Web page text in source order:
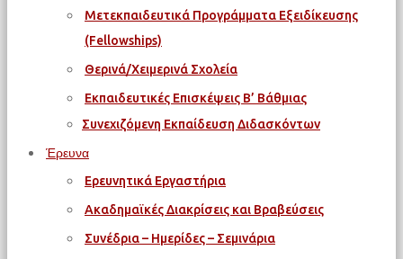
Μετεκπαιδευτικά Προγράμματα Εξειδίκευσης
(Fellowships)
Θερινά/Χειμερινά Σχολεία
Εκπαιδευτικές Επισκέψεις Β’ Βάθμιας
Συνεχιζόμενη Εκπαίδευση Διδασκόντων
Έρευνα
Ερευνητικά Εργαστήρια
Ακαδημαϊκές Διακρίσεις και Βραβεύσεις
Συνέδρια – Ημερίδες – Σεμινάρια